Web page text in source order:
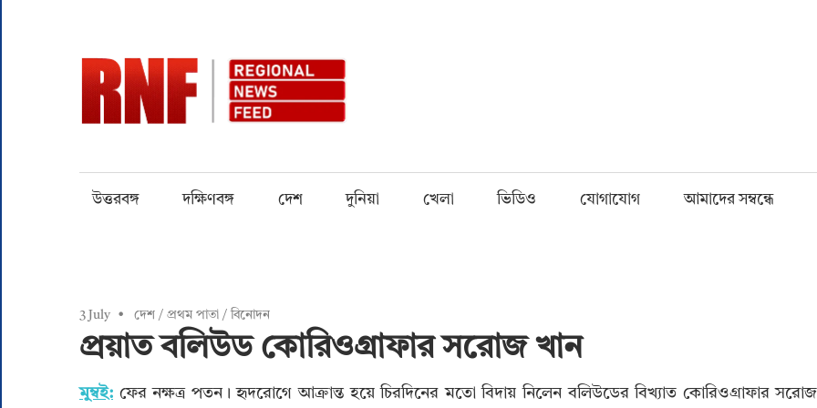
content
Quantity
উত্তরবঙ্গ দক্ষিণবঙ্গ দেশ দুনিয়া খেলা ভিডিও যোগাযোগ আমাদের সম্বন্ধে
3 July দেশ / প্রথম পাতা /বিনোদন
প্রয়াত বলিউড কোরিওগ্রাফার সরোজ খান
মুম্বই: ফের নক্ষত্র পতন। হৃদরোগে আক্রান্ত হয়ে চিরদিনের মতো বিদায় নিলেন বলিউডের বিখ্যাত কোরিওগ্রাফার সরোজ